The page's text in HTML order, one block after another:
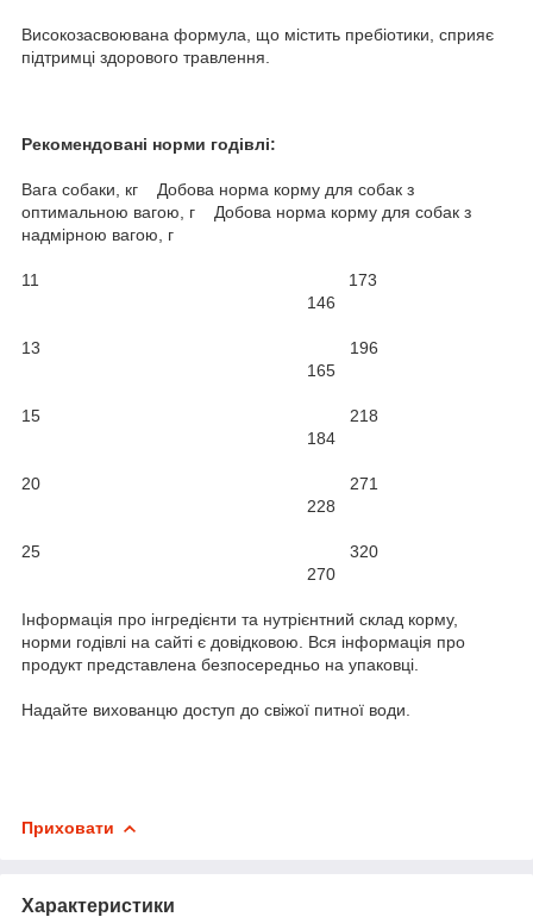
Високозасвоювана формула, що містить пребіотики, сприяє
підтримці здорового травлення.
Рекомендовані норми годівлі:
Вага собаки, кг Добова норма корму для собак з
оптимальною вагою, г Добова норма корму для собак з
надмірною вагою, г
11 173
146
13 196
165
15 218
184
20 271
228
25 320
270
Інформація про інгредієнти та нутрієнтний склад корму,
норми годівлі на сайті є довідковою. Вся інформація про
продукт представлена безпосередньо на упаковці.
Надайте вихованцю доступ до свіжої питної води.
Приховати
Характеристики